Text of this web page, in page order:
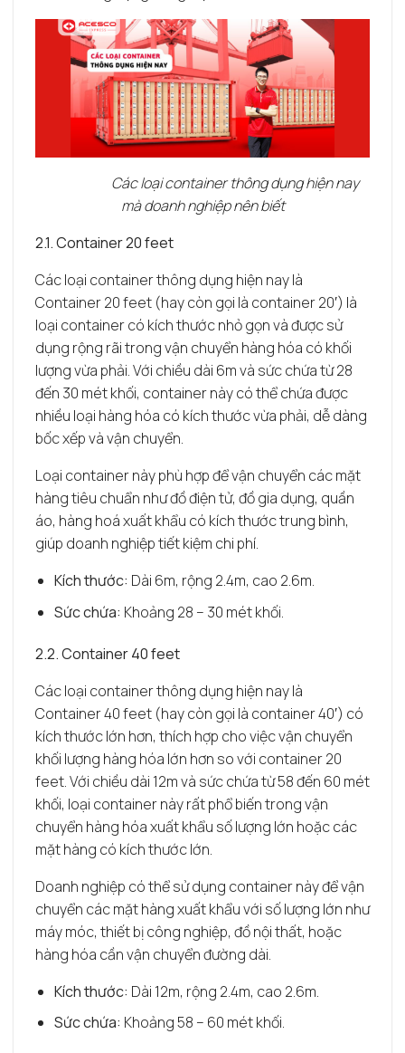
Các loại container thông dụng hiện nay
mà doanh nghiệp nên biết
2.1. Container 20 feet
Các loại container thông dụng hiện nay là
Container 20 feet (hay còn gọi là container 20′) là
loại container có kích thước nhỏ gọn và được sử
dụng rộng rãi trong vận chuyển hàng hóa có khối
lượng vừa phải. Với chiều dài 6m và sức chứa từ 28
đến 30 mét khối, container này có thể chứa được
nhiều loại hàng hóa có kích thước vừa phải, dễ dàng
bốc xếp và vận chuyển.
Loại container này phù hợp để vận chuyển các mặt
hàng tiêu chuẩn như đồ điện tử, đồ gia dụng, quần
áo, hàng hoá xuất khẩu có kích thước trung bình,
giúp doanh nghiệp tiết kiệm chi phí.
Kích thước: Dài 6m, rộng 2.4m, cao 2.6m.
Sức chứa: Khoảng 28 – 30 mét khối.
2.2. Container 40 feet
Các loại container thông dụng hiện nay là
Container 40 feet (hay còn gọi là container 40′) có
kích thước lớn hơn, thích hợp cho việc vận chuyển
khối lượng hàng hóa lớn hơn so với container 20
feet. Với chiều dài 12m và sức chứa từ 58 đến 60 mét
khối, loại container này rất phổ biến trong vận
chuyển hàng hóa xuất khẩu số lượng lớn hoặc các
mặt hàng có kích thước lớn.
Doanh nghiệp có thể sử dụng container này để vận
chuyển các mặt hàng xuất khẩu với số lượng lớn như
máy móc, thiết bị công nghiệp, đồ nội thất, hoặc
hàng hóa cần vận chuyển đường dài.
Kích thước: Dài 12m, rộng 2.4m, cao 2.6m.
Sức chứa: Khoảng 58 – 60 mét khối.